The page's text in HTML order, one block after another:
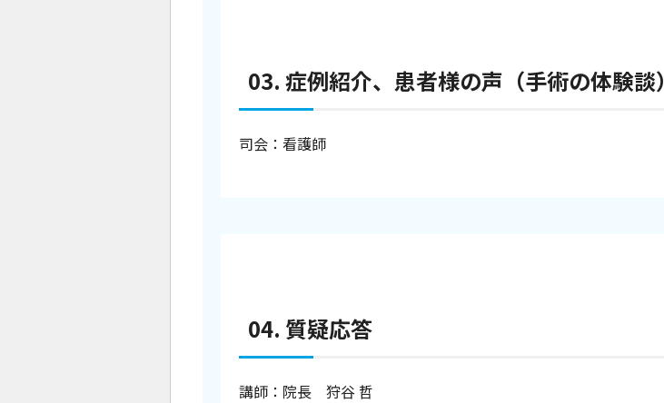
03. 症例紹介、患者様の声（手術の体験談）
司会：看護師
04. 質疑応答
講師：院長 狩谷 哲